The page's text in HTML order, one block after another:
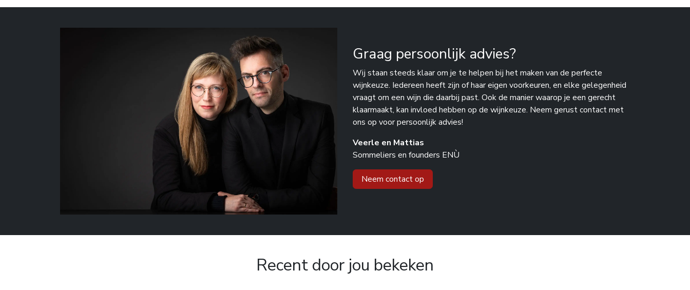
Graag persoonlijk advies?
Wij staan steeds klaar om je te helpen bij het maken van de perfecte
wijnkeuze. Iedereen heeft zijn of haar eigen voorkeuren, en elke gelegenheid
vraagt om een wijn die daarbij past. Ook de manier waarop je een gerecht
klaarmaakt, kan invloed hebben op de wijnkeuze. Neem gerust contact met
ons op voor persoonlijk advies!
Veerle en Mattias
Sommeliers en founders ENÙ
Neem contact op
Recent door jou bekeken